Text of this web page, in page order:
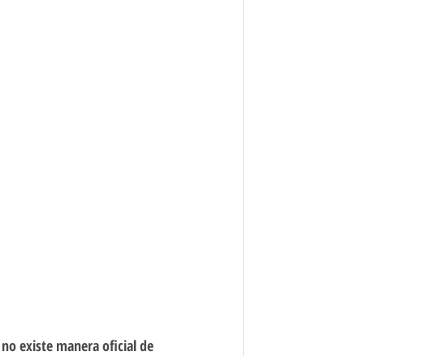
no existe manera oficial de